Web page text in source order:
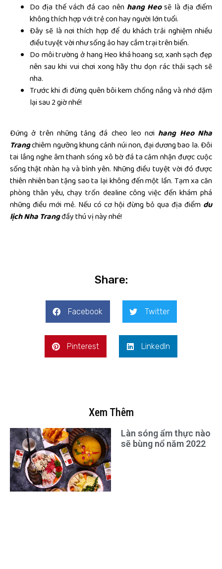
Do địa thế vách đá cao nên hang Heosẽ là địa điểm
không thích hợp với trẻ con hay người lớn tuổi.
Đây sẽ là nơi thích hợp để du khách trải nghiệm nhiều
điều tuyệt vời như sống ảo hay cắm trại trên biển.
Do môi trường ở hang Heo khá hoang sơ, xanh sạch đẹp
nên sau khi vui chơi xong hãy thu dọn rác thải sạch sẽ
nha.
Trước khi đi đừng quên bôi kem chống nắng và nhớ dặm
lại sau 2 giờ nhé!
Đứng ở trên những tảng đá cheo leo nơi hang Heo Nha
Trangchiêm ngưỡng khung cảnh núi non, đại dương bao la. Đôi
tai lắng nghe âm thanh sóng xô bờ đá ta cảm nhận được cuộc
sống thật nhàn hạ và bình yên. Những điều tuyệt vời đó được
thiên nhiên ban tặng sao ta lại không đến một lần. Tạm xa căn
phòng thân yêu, chạy trốn dealine công việc đến khám phá
những điều mới mẻ. Nếu có cơ hội đừng bỏ qua địa điểm du
lịch Nha Trangđầy thú vị này nhé!
Share:
Facebook Twitter
Pinterest LinkedIn
Xem Thêm
Làn sóng ẩm thực nào
sẽ bùng nổ năm 2022